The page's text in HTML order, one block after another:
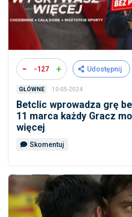
- -127 + Udostępnij
GŁÓWNE 10-05-2024
Betclic wprowadza grę
11 marca każdy Gracz
więcej
Skomentuj